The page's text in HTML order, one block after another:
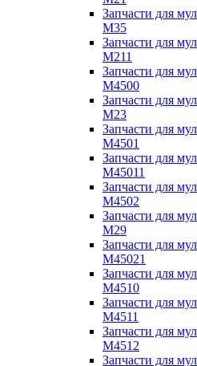
Запчасти для
M35
Запчасти для
M211
Запчасти для
M4500
Запчасти для
M23
Запчасти для
M4501
Запчасти для
M45011
Запчасти для
M4502
Запчасти для
M29
Запчасти для
M45021
Запчасти для
M4510
Запчасти для
M4511
Запчасти для
M4512
Запчасти для